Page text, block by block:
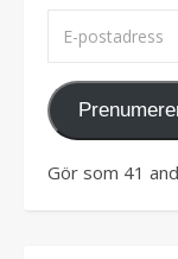
Gör som 41